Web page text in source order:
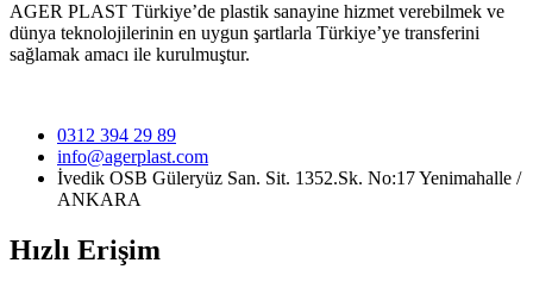
AGER PLAST Türkiye’de plastik sanayine hizmet verebilmek ve
dünya teknolojilerinin en uygun şartlarla Türkiye’ye transferini
sağlamak amacı ile kurulmuştur.
0312 394 29 89
info@agerplast.com
İvedik OSB Güleryüz San. Sit. 1352.Sk. No:17 Yenimahalle /
ANKARA
Hızlı Erişim